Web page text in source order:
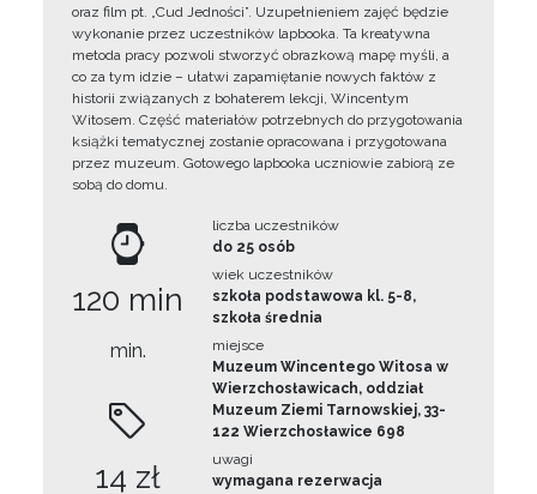
oraz film pt. „Cud Jedności”. Uzupełnieniem zajęć będzie
wykonanie przez uczestników lapbooka. Ta kreatywna
metoda pracy pozwoli stworzyć obrazkową mapę myśli, a
co za tym idzie – ułatwi zapamiętanie nowych faktów z
historii związanych z bohaterem lekcji, Wincentym
Witosem. Część materiałów potrzebnych do przygotowania
książki tematycznej zostanie opracowana i przygotowana
przez muzeum. Gotowego lapbooka uczniowie zabiorą ze
sobą do domu.
120 min
min.
14 zł
liczba uczestników
do 25 osób
wiek uczestników
szkoła podstawowa kl. 5-8,
szkoła średnia
miejsce
Muzeum Wincentego Witosa w
Wierzchosławicach, oddział
Muzeum Ziemi Tarnowskiej, 33-
122 Wierzchosławice 698
uwagi
wymagana rezerwacja